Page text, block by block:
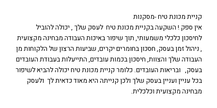
קניית מכונת טיח -מסקנות
אין ספק ! השקעה בקניית מכונת טיח לעסק שלך , יכולה להוביל
לחיסכון כלכלי משמעותי, תוך שיפור באיכות העבודה מבחינה מקצועית
, ניהול זמן בעסק, חסכון בחומרים יקרים, שביעות הרצון של הלקוחות מן
העבודה שלך והצוות, חיסכון בכמות עובדים, התייעלות בעבודת העובדים
בעסק, ובריאות העובדים. כלומר קניית מכונת טיח יכולה להביא לשיפור
בכל עניין ועניין בעסק שלך ולכן קנייתה היא מאוד כדאית לך ולעסק
מבחינה מקצועית וכלכלית.